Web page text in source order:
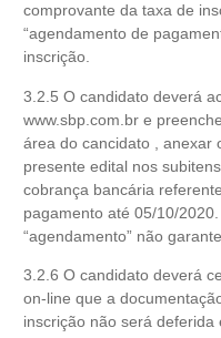
comprovante da taxa de
“agendamento de
inscrição.
3.2.5 O candidato deverá
www.sbp.com.br e
área do cancidato , anexar
presente edital nos
cobrança bancária
pagamento até 05/10/
“agendamento” não
3.2.6 O candidato deverá
on-line que a
inscrição não será